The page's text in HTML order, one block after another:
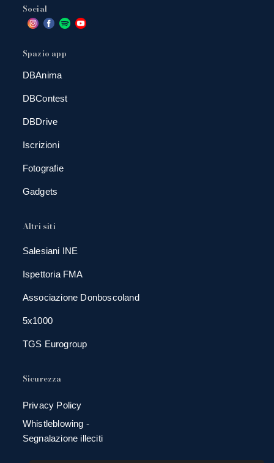
Social
Spazio app
DBAnima
DBContest
DBDrive
Iscrizioni
Fotografie
Gadgets
Altri siti
Salesiani INE
Ispettoria FMA
Associazione Donboscoland
5x1000
TGS Eurogroup
Sicurezza
Privacy Policy
Whistleblowing -
Segnalazione illeciti